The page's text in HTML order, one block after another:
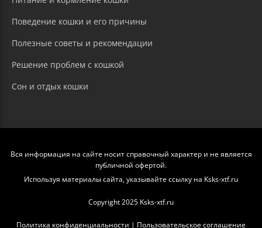
Поведение кошки и его причины
Полезные советы и рекомендации
Решение проблем с кошкой
Сон и отдых кошки
Вся информация на сайте носит справочный характер и не является
публичной офертой.
Используя материалы сайта, указывайте ссылку на Ksks-xtf.ru
Copyright 2025 Ksks-xtf.ru
Политика конфиденциальности | Пользовательское соглашение